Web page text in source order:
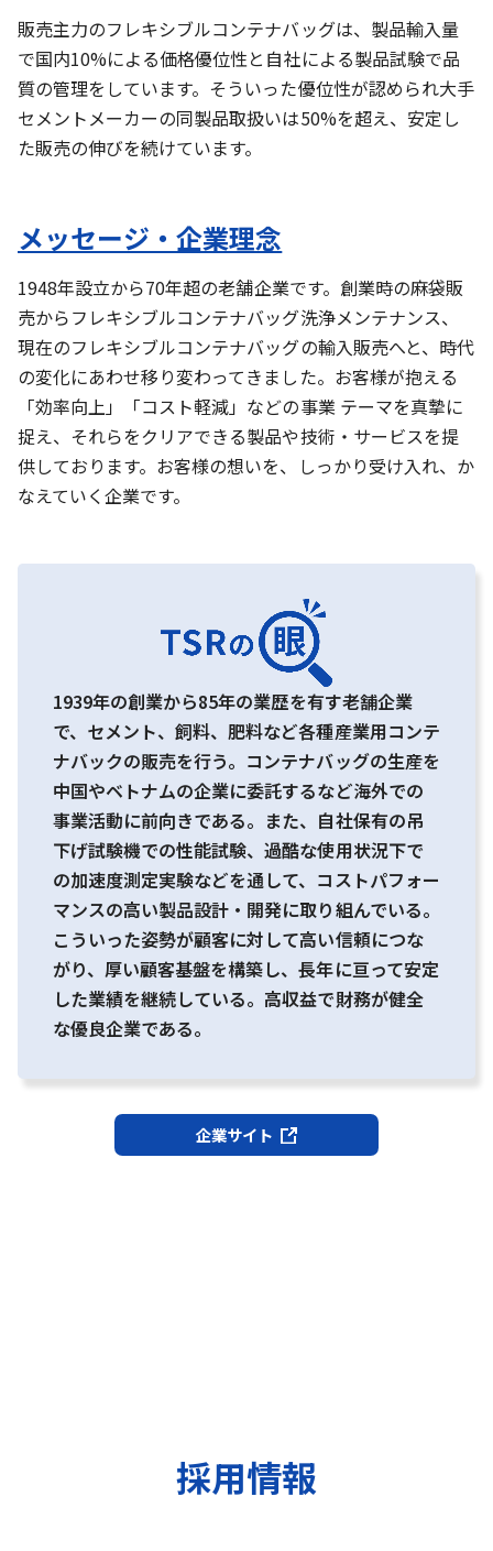
販売主力のフレキシブルコンテナバッグは、製品輸入量
で国内10%による価格優位性と自社による製品試験で品
質の管理をしています。そういった優位性が認められ大手
セメントメーカーの同製品取扱いは50%を超え、安定し
た販売の伸びを続けています。
メッセージ・企業理念
1948年設立から70年超の老舗企業です。創業時の麻袋販
売からフレキシブルコンテナバッグ洗浄メンテナンス、
現在のフレキシブルコンテナバッグの輸入販売へと、時代
の変化にあわせ移り変わってきました。お客様が抱える
「効率向上」「コスト軽減」などの事業 テーマを真摯に
捉え、それらをクリアできる製品や技術・サービスを提
供しております。お客様の想いを、しっかり受け入れ、か
なえていく企業です。
1939年の創業から85年の業歴を有す老舗企業
で、セメント、飼料、肥料など各種産業用コンテ
ナバックの販売を行う。コンテナバッグの生産を
中国やベトナムの企業に委託するなど海外での
事業活動に前向きである。また、自社保有の吊
下げ試験機での性能試験、過酷な使用状況下で
の加速度測定実験などを通して、コストパフォー
マンスの高い製品設計・開発に取り組んでいる。
こういった姿勢が顧客に対して高い信頼につな
がり、厚い顧客基盤を構築し、長年に亘って安定
した業績を継続している。高収益で財務が健全
な優良企業である。
企業サイト
採用情報